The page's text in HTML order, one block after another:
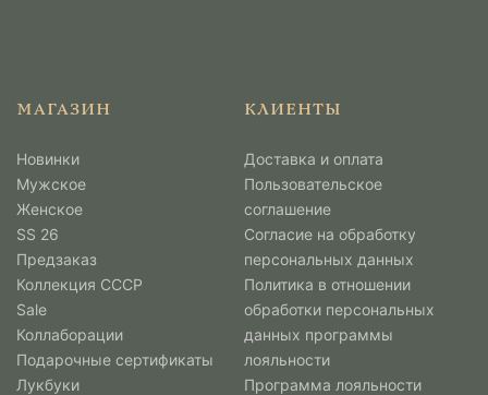
МАГАЗИН
Новинки
Мужcкое
Женское
SS 26
Предзаказ
Коллекция СССР
Sale
Коллаборации
Подарочные сертификаты
Лукбуки
КЛИЕНТЫ
Доставка и оплата
Пользовательское
соглашение
Согласие на обработку
персональных данных
Политика в отношении
обработки персональных
данных программы
лояльности
Программа лояльности